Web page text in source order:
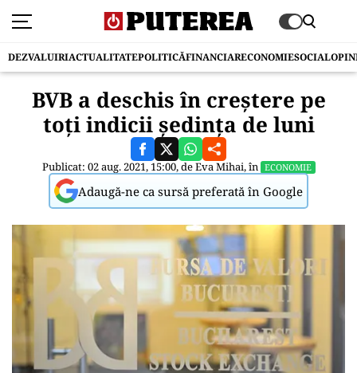
DEZVALUIRIACTUALITATEPOLITICĂFINANCIARECONOMIESOCIAL
BVB a deschis în creştere pe
toţi indicii şedinţa de luni
Publicat: 02 aug. 2021, 15:00, deEva Mihai, în ECONOMIE
Adaugă-ne ca sursă preferată în Google